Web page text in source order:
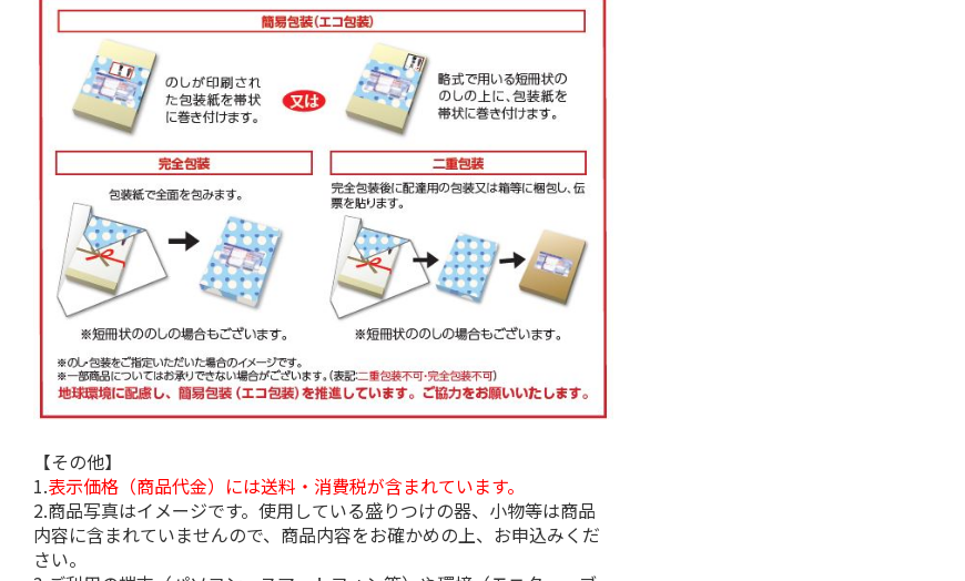
【その他】
1.表示価格（商品代金）には送料・消費税が含まれています。
2.商品写真はイメージです。使用している盛りつけの器、小物等は商品
内容に含まれていませんので、商品内容をお確かめの上、お申込みくだ
さい。